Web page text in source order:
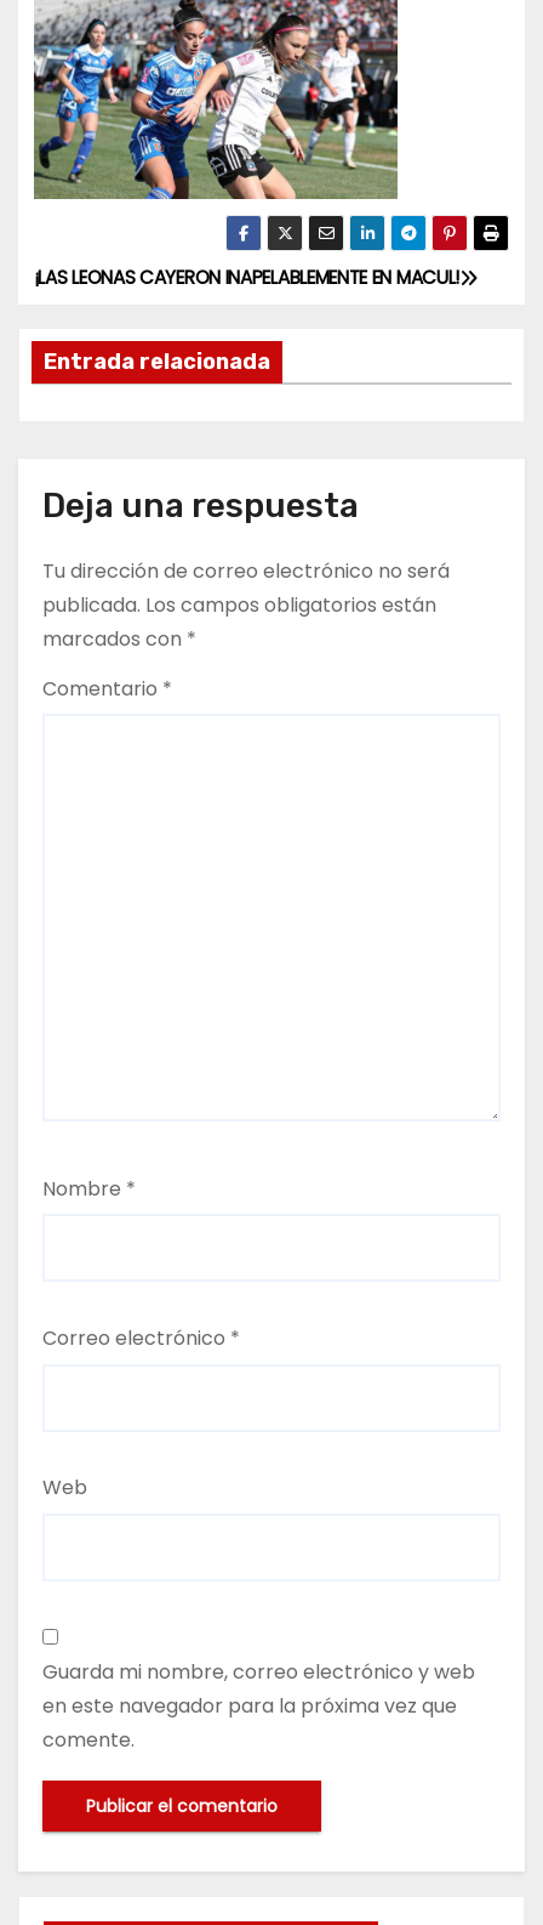
N
a
v
g
c
ó
a
¡LAS LEONAS CAYERON INAPELABLEMENTE EN MACUL!
Entrada relacionada
Deja una respuesta
Tu dirección de correo electrónico no será
publicada. Los campos obligatorios están
marcados con *
Comentario *
Nombre *
Correo electrónico *
Web
Guarda mi nombre, correo electrónico y web
en este navegador para la próxima vez que
comente.